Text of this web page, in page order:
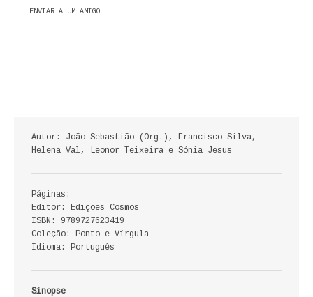
ANÁLISE DA ACÇÃO EDUCATIVA
COLEÇÃO PONTO E VÍRGULA
HISTÓRIA
ENVIAR A UM AMIGO
Autor: João Sebastião (Org.), Francisco Silva,
Helena Val, Leonor Teixeira e Sónia Jesus
Páginas:
Editor: Edições Cosmos
ISBN: 9789727623419
Coleção: Ponto e Vírgula
Idioma: Português
Sinopse